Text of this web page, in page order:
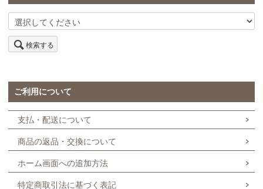
検索する
ご利用について
支払・配送について
商品の返品・交換について
ホーム画面への追加方法
特定商取引法に基づく表記